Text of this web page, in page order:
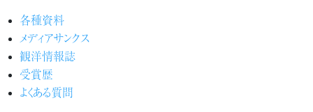
各種資料
メディアサンクス
観洋情報誌
受賞歴
よくある質問